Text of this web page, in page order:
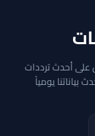
أحدث ترددات
بياناتنا يومياً